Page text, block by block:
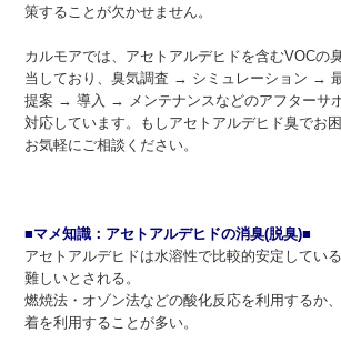
策することが欠かせません。
カルモアでは、アセトアルデヒドを含むVOCの
当しており、臭気調査 → シミュレーション →
提案 → 導入 → メンテナンスなどのアフターサ
対応しています。もしアセトアルデヒド臭でお
お気軽にご相談ください。
■マメ知識：アセトアルデヒドの消臭(脱臭)■
アセトアルデヒドは水溶性で比較的安定してい
難しいとされる。
燃焼法・オゾン法などの酸化反応を利用するか
着を利用することが多い。